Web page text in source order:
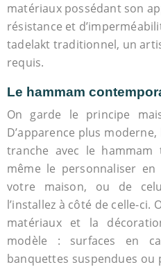
matériaux possédant son
résistance et
tadelakt traditionnel, un
requis.
Le hammam
On garde le principe
D’apparence plus
tranche avec le hammam
même le personnaliser
votre maison, ou de
l’installez à côté de celle-ci.
matériaux et la
modèle : surfaces en
banquettes suspendues